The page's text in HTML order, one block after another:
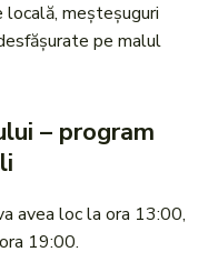
locală, meșteșuguri
pe malul
– program
avea loc la ora 13:00,
19:00.